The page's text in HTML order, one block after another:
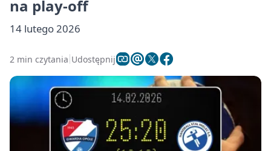
na play-off
14 lutego 2026
2 min czytania Udostępnij